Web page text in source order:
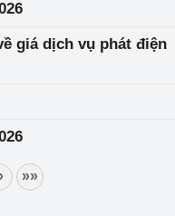
Thị trường châu Âu – châu
đưa nghị quyết
cuộc sống
giá dịch vụ phát điện
»»